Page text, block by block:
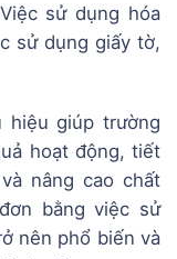
sử dụng hóa
sử dụng giấy tờ,
hiệu giúp trường
hoạt động, tiết
nâng cao chất
bằng việc sử
nên phổ biến và